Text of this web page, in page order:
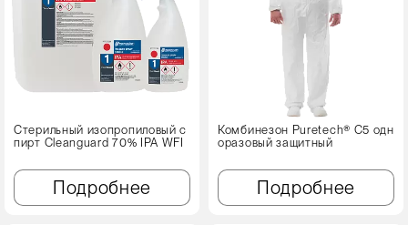
Стерильный изопропиловый с
пирт Cleanguard 70% IPA WFI
Подробнее
Комбинезон Puretech® C5 одн
оразовый защитный
Подробнее